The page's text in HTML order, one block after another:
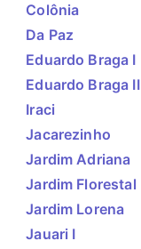
Colônia
Da Paz
Eduardo Braga I
Eduardo Braga II
Iraci
Jacarezinho
Jardim Adriana
Jardim Florestal
Jardim Lorena
Jauari I